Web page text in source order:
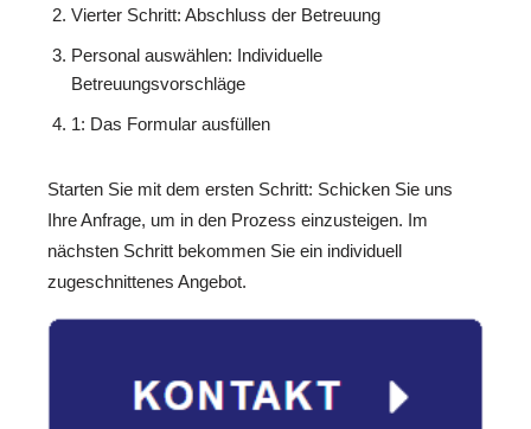
Vierter Schritt: Abschluss der Betreuung
Personal auswählen: Individuelle
Betreuungsvorschläge
1: Das Formular ausfüllen
Starten Sie mit dem ersten Schritt: Schicken Sie uns
Ihre Anfrage, um in den Prozess einzusteigen. Im
nächsten Schritt bekommen Sie ein individuell
zugeschnittenes Angebot.